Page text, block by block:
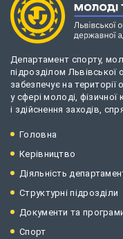
Департамент спорту,
підрозділом Львівської
забезпечує на території
у сфері молоді,
і здійснення заходів,
Головна
Керівництво
Діяльність
Структурні підрозділи
Документи та
Спорт